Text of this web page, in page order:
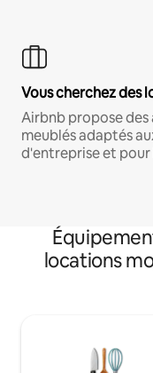
Vous cherchez des
Airbnb propose
meublés adaptés
d'entreprise et
locations